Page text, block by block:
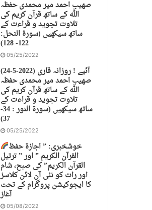
صهیب احمد میر محمدی حفظہ
اللہ کے ساتھ قرآن کریم کی
تلاوت تجوید و قراءت کے
ساتھ سیکھیں (سورة النحل:
122- 128)
05/25/2022
(24-5-2022) آئیے ! روزانہ قاری
صهیب احمد میر محمدی حفظہ
اللہ کے ساتھ قرآن کریم کی
تلاوت تجوید و قراءت کے
ساتھ سیکھیں (سورة النور : 34-
37)
05/25/2022
خوشخبری: ” اجازة حفظ
القرآن الكريم ” اور ” ترتیل
القرآن الكريم” کی صبح، شام
اور رات کو نئی آن لائن کلاسز
کا ایجوکیشن پروگرام کے تحت
آغاز
05/08/2022